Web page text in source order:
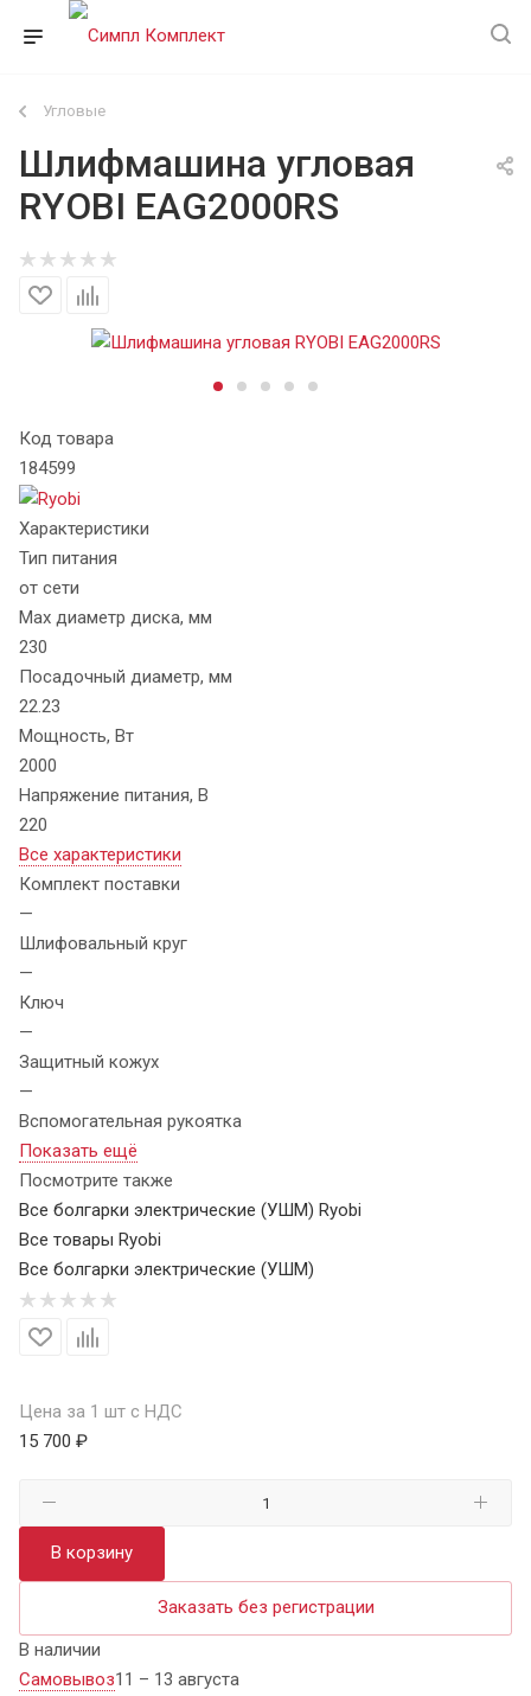
Угловые
Шлифмашина угловая
RYOBI EAG2000RS
Код товара
184599
Характеристики
Тип питания
от сети
Max диаметр диска, мм
230
Посадочный диаметр, мм
22.23
Мощность, Вт
2000
Напряжение питания, В
220
Все характеристики
Комплект поставки
—
Шлифовальный круг
—
Ключ
—
Защитный кожух
—
Вспомогательная рукоятка
Показать ещё
Посмотрите также
Все болгарки электрические (УШМ) Ryobi
Все товары Ryobi
Все болгарки электрические (УШМ)
Цена за 1 шт с НДС
15 700 ₽
В корзину
Заказать без регистрации
В наличии
Самовывоз11 – 13 августа